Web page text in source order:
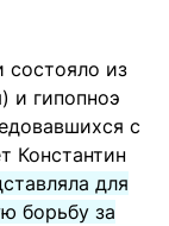
состояло из
и гипопноэ
с
Константин
для
борьбу за